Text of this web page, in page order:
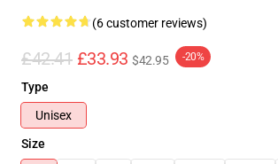
(6 customer reviews)
£42.41 £33.93 $42.95 -20%
Type
Unisex
Size